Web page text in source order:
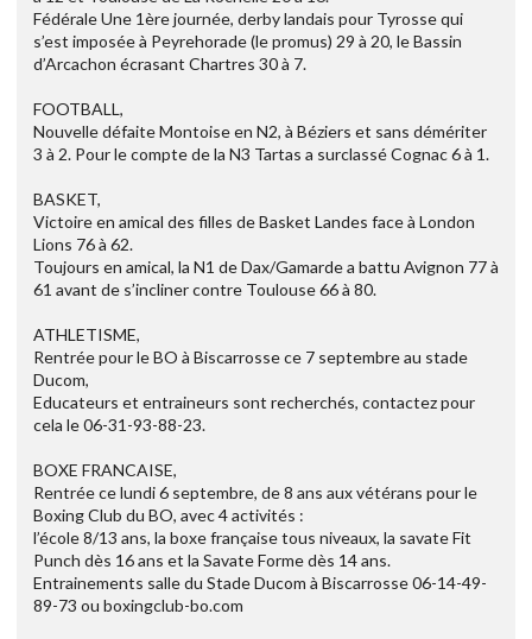
Fédérale Une 1ère journée, derby landais pour Tyrosse qui
s’est imposée à Peyrehorade (le promus) 29 à 20, le Bassin
d’Arcachon écrasant Chartres 30 à 7.
FOOTBALL,
Nouvelle défaite Montoise en N2, à Béziers et sans démériter
3 à 2. Pour le compte de la N3 Tartas a surclassé Cognac 6 à 1.
BASKET,
Victoire en amical des filles de Basket Landes face à London
Lions 76 à 62.
Toujours en amical, la N1 de Dax/Gamarde a battu Avignon 77 à
61 avant de s’incliner contre Toulouse 66 à 80.
ATHLETISME,
Rentrée pour le BO à Biscarrosse ce 7 septembre au stade
Ducom,
Educateurs et entraineurs sont recherchés, contactez pour
cela le 06-31-93-88-23.
BOXE FRANCAISE,
Rentrée ce lundi 6 septembre, de 8 ans aux vétérans pour le
Boxing Club du BO, avec 4 activités :
l’école 8/13 ans, la boxe française tous niveaux, la savate Fit
Punch dès 16 ans et la Savate Forme dès 14 ans.
Entrainements salle du Stade Ducom à Biscarrosse 06-14-49-
89-73 ou boxingclub-bo.com